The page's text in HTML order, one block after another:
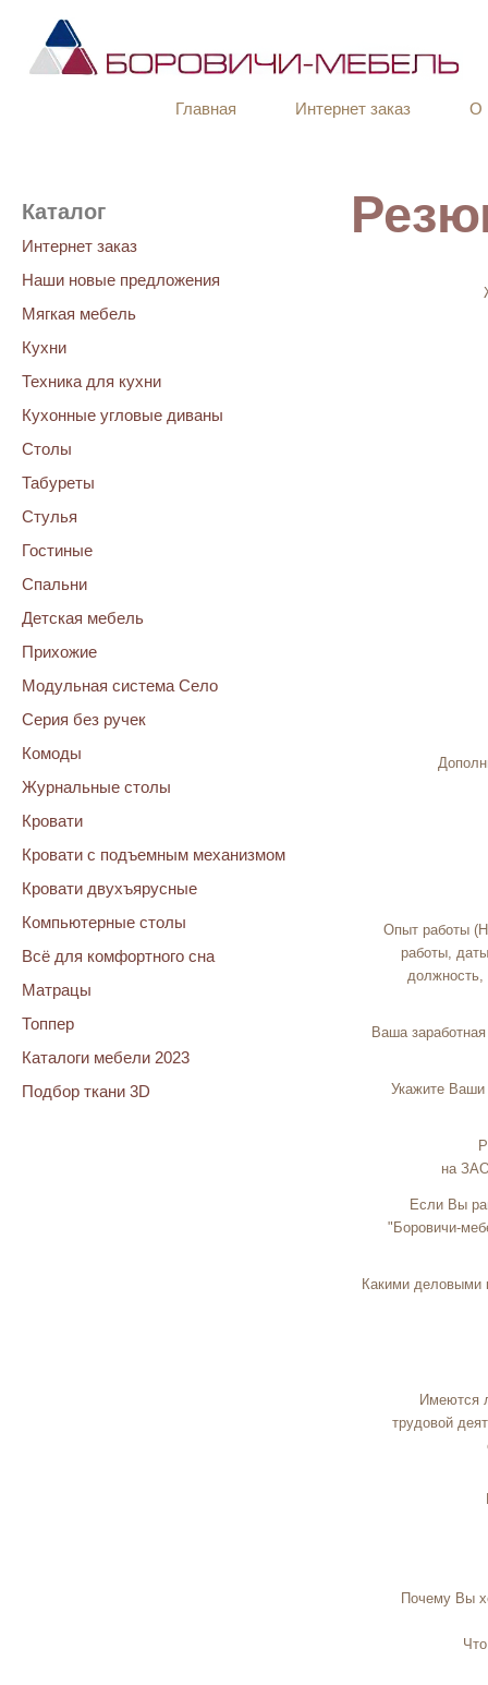
Главная Интернет заказ О
Каталог
Интернет заказ
Наши новые предложения
Мягкая мебель
Кухни
Техника для кухни
Кухонные угловые диваны
Столы
Табуреты
Стулья
Гостиные
Спальни
Детская мебель
Прихожие
Модульная система Село
Серия без ручек
Комоды
Журнальные столы
Кровати
Кровати с подъемным механизмом
Кровати двухъярусные
Компьютерные столы
Всё для комфортного сна
Матрацы
Топпер
Каталоги мебели 2023
Подбор ткани 3D
Опыт работы
работы,
должность,
Ваша
Укажите Ваши
на
Если Вы
"Боровичи-
Какими деловыми
Имеются
трудовой
Почему Вы